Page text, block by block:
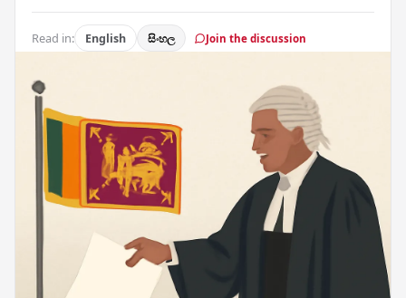
Read in: English සිංහල Join the discussion